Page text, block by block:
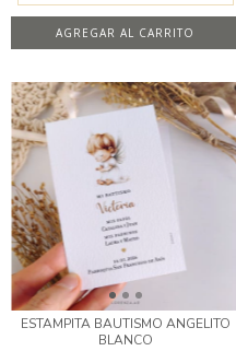
AGREGAR AL CARRITO
ESTAMPITA BAUTISMO ANGELITO
BLANCO